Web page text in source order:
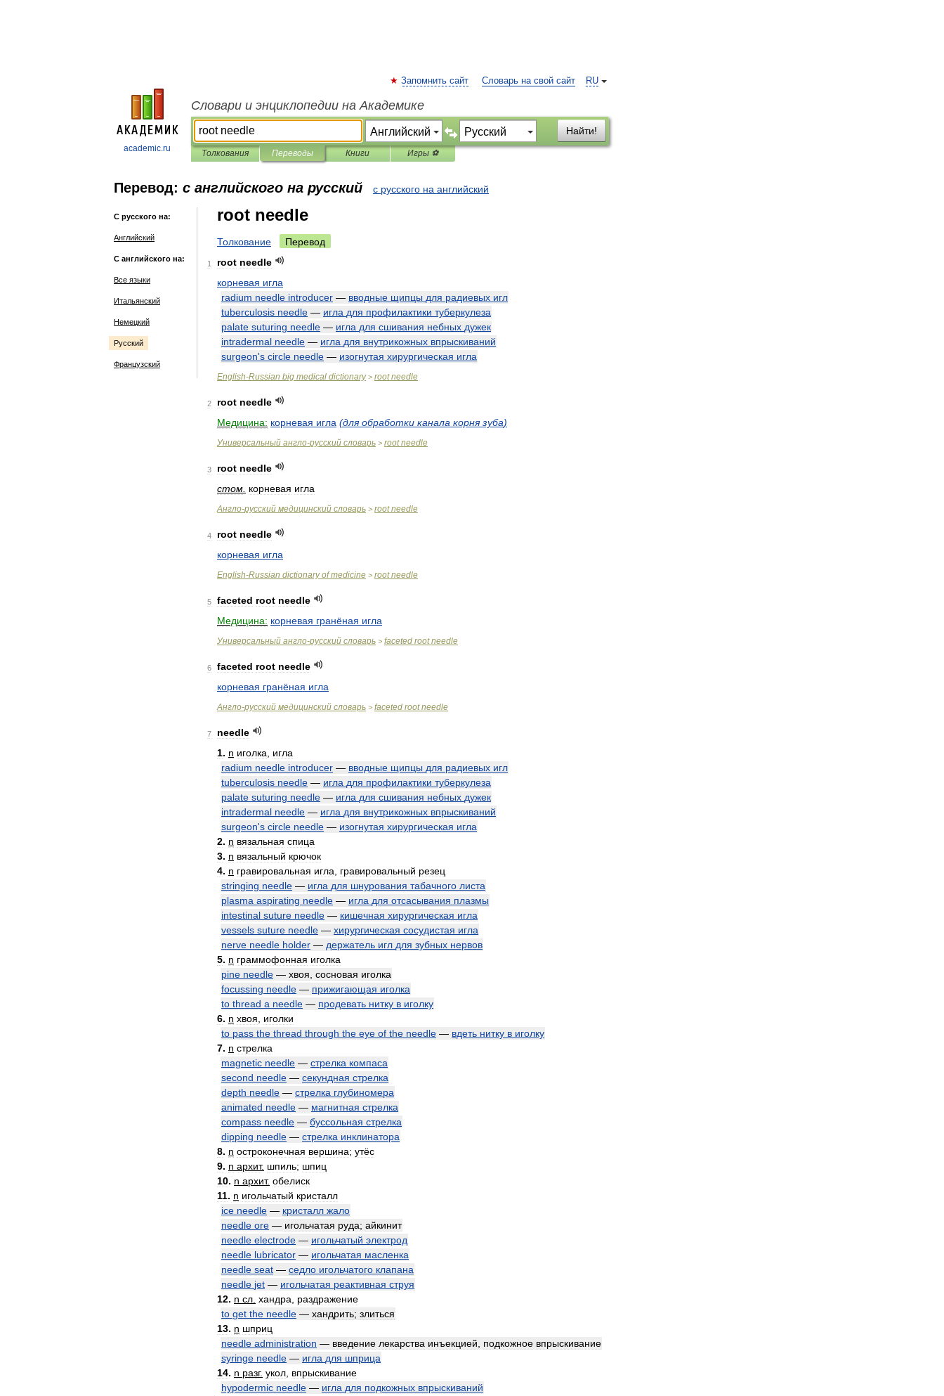
academic.ru
RU
Запомнить сайт Словарь на свой сайт
Словари и энциклопедии на Академике
Найти!
Толкования Переводы Книги Игры ⚽
Перевод: с английского на русский с русского на английский
С русского на:
Английский
С английского на:
Все языки
Итальянский
Немецкий
Русский
Французский
root needle
Толкование Перевод
1 root needle
корневая игла
radium needle introducer — вводные щипцы для радиевых игл
tuberculosis needle — игла для профилактики туберкулеза
palate suturing needle — игла для сшивания небных дужек
intradermal needle — игла для внутрикожных впрыскиваний
surgeon's circle needle — изогнутая хирургическая игла
English-Russian big medical dictionary> root needle
2 root needle
Медицина: корневая игла (для обработки канала корня зуба)
Универсальный англо-русский словарь > root needle
3 root needle
стом корневая игла
Англо-русский медицинский словарь > root needle
4 root needle
корневая игла
English-Russian dictionary of medicine > root needle
5 faceted root needle
Медицина: корневая гранёная игла
Универсальный англо-русский словарь > faceted root needle
6 faceted root needle
корневая гранёная игла
Англо-русский медицинский словарь > faceted root needle
7
needle
1. n иголка
игла
radium needle introducer — вводные щипцы для радиевых игл
tuberculosis needle — игла для профилактики туберкулеза
palate suturing needle — игла для сшивания небных дужек
intradermal needle — игла для внутрикожных впрыскиваний
surgeon's circle needle — изогнутая хирургическая игла
2. n вязальная спица
3. n вязальный крючок
4. n гравировальная игла гравировальный резец
stringing needle — игла для шнурования табачного листа
plasma aspirating needle — игла для отсасывания плазмы
intestinal suture needle — кишечная хирургическая игла
vessels suture needle — хирургическая сосудистая игла
nerve needle holder — держатель игл для зубных нервов
5. n граммофонная иголка
pine needle — хвоя сосновая иголка
focussing needle — прижигающая иголка
to thread a needle — продевать нитку в иголку
6. n хвоя
иголки
to pass the thread through the eye of the needle — вдеть нитку в иголку
7. n стрелка
magnetic needle — стрелка компаса
second needle — секундная стрелка
depth needle — стрелка глубиномера
animated needle — магнитная стрелка
compass needle — буссольная стрелка
dipping needle — стрелка инклинатора
8. n остроконечная вершина; утёс
9. n архит. шпиль; шпиц
10. n архит. обелиск
11. n игольчатый кристалл
ice needle — кристалл жало
needle ore — игольчатая руда; айкинит
needle electrode — игольчатый электрод
needle lubricator — игольчатая масленка
needle seat — седло игольчатого клапана
needle jet — игольчатая реактивная струя
12. n сл хандра
раздражение
to get the needle — хандрить; злиться
13. n шприц
needle administration — введение лекарства инъекцией подкожное впрыскивание
syringe needle — игла для шприца
14. n разг. укол впрыскивание
hypodermic needle — игла для подкожных впрыскиваний